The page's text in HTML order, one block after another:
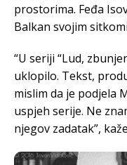
prostorima. Feđa
Balkan svojim
“U seriji “Lud,
uklopilo. Tekst,
mislim da je podjela
uspjeh serije. Ne
njegov zadatak”,